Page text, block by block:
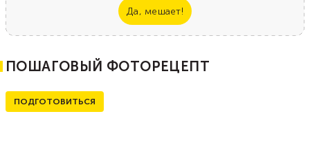
Да, мешает!
ПОШАГОВЫЙ ФОТОРЕЦЕПТ
ПОДГОТОВИТЬСЯ